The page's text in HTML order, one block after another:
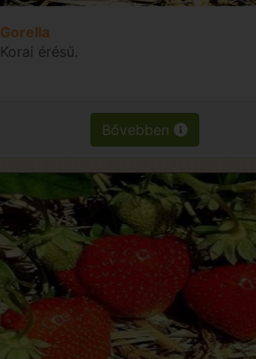
Gorella
Korai érésű.
Bővebben